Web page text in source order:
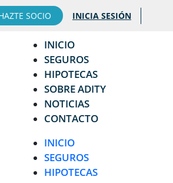
SOCIO INICIA SESIÓN
INICIO
SEGUROS
HIPOTECAS
SOBRE ADITY
NOTICIAS
CONTACTO
INICIO
SEGUROS
HIPOTECAS